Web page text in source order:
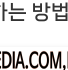
는 방법